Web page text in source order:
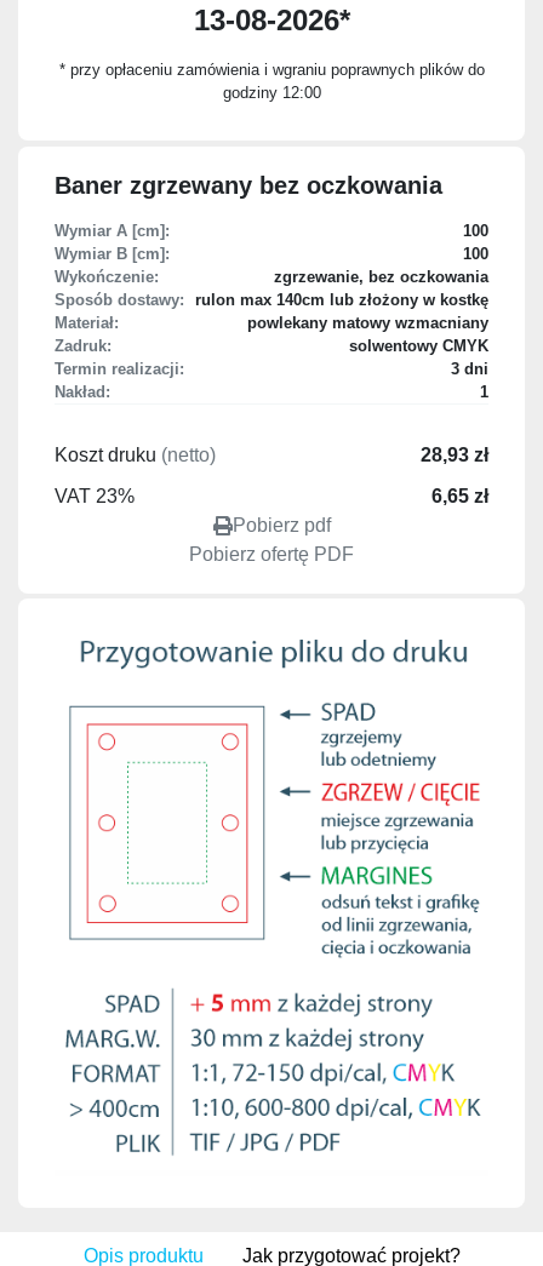
13-08-2026*
* przy opłaceniu zamówienia i wgraniu poprawnych plików do
godziny 12:00
Baner zgrzewany bez oczkowania
Wymiar A [cm]:
100
Wymiar B [cm]:
100
Wykończenie:
zgrzewanie, bez oczkowania
Sposób dostawy:
rulon max 140cm lub złożony w kostkę
Materiał:
powlekany matowy wzmacniany
Zadruk:
solwentowy CMYK
Termin realizacji:
3 dni
Nakład:
1
Koszt druku (netto)
28,93 zł
VAT 23%
6,65 zł
Pobierz pdf
Pobierz ofertę PDF
Opis produktu Jak przygotować projekt?